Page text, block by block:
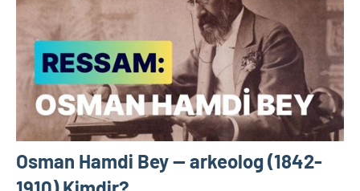
Osman Hamdi Bey — arkeolog (1842-